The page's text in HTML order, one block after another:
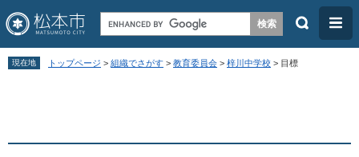
ペ
先
メ
を
検
メ
ニ
現在地 トップページ > 組織でさがす > 教育委員会 > 梓川中学校 > 目標